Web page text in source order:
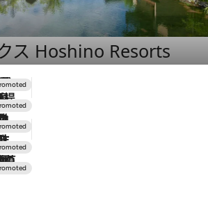
ス Hoshino Resorts
土の味